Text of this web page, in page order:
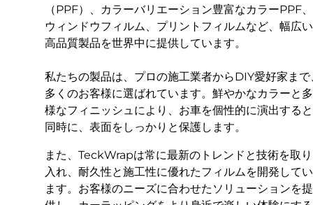
（PPF）、カラーバリエーション豊富なカラーPPF、
ウィンドウフィルム、プリントフィルムなど、幅広い
高品質製品を世界中に提供しています。
私たちの製品は、プロの施工業者からDIY愛好家まで
多くのお客様に選ばれています。鮮やかなカラーと多
様なフィニッシュにより、お車を個性的に演出すると
同時に、表面をしっかりと保護します。
また、TeckWrapは常に最新のトレンドと技術を取り
入れ、耐久性と施工性に優れたフィルムを開発してい
ます。お客様のニーズに合わせたソリューションを提